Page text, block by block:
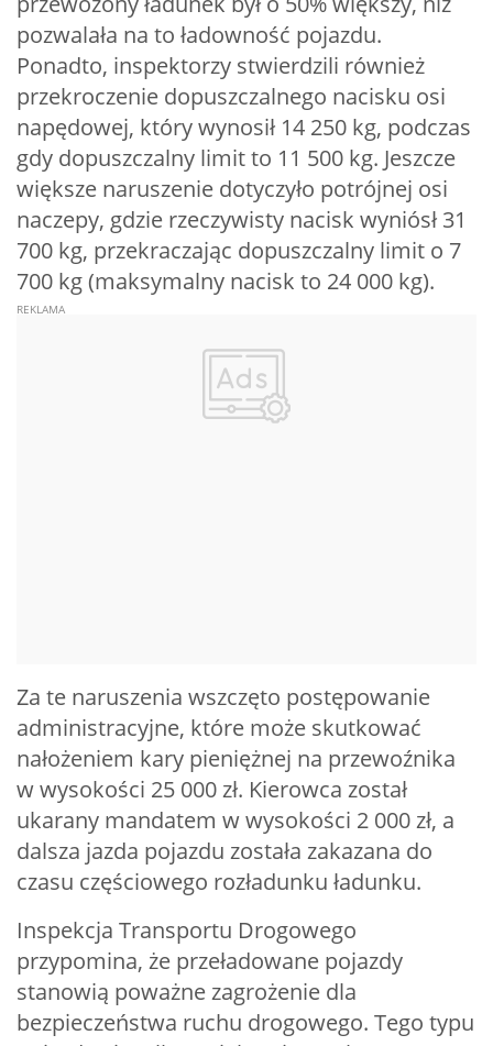
pozwalała na to ładowność pojazdu.
Ponadto, inspektorzy stwierdzili również
przekroczenie dopuszczalnego nacisku osi
napędowej, który wynosił 14 250 kg, podczas
gdy dopuszczalny limit to 11 500 kg. Jeszcze
większe naruszenie dotyczyło potrójnej osi
naczepy, gdzie rzeczywisty nacisk wyniósł 31
700 kg, przekraczając dopuszczalny limit o 7
700 kg (maksymalny nacisk to 24 000 kg).
Za te naruszenia wszczęto postępowanie
administracyjne, które może skutkować
nałożeniem kary pieniężnej na przewoźnika
w wysokości 25 000 zł. Kierowca został
ukarany mandatem w wysokości 2 000 zł, a
dalsza jazda pojazdu została zakazana do
czasu częściowego rozładunku ładunku.
Inspekcja Transportu Drogowego
przypomina, że przeładowane pojazdy
stanowią poważne zagrożenie dla
bezpieczeństwa ruchu drogowego. Tego typu